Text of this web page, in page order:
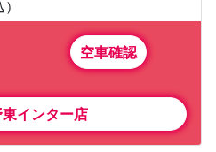
空車確認
インター店